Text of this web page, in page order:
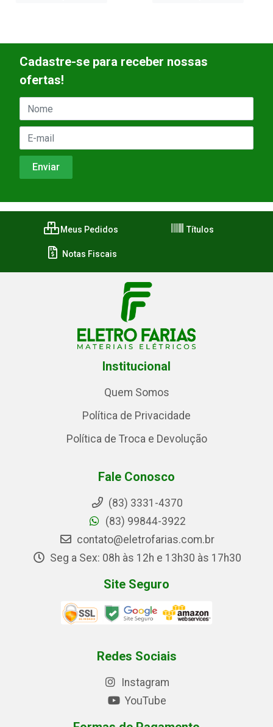
Cadastre-se para receber nossas
ofertas!
Meus Pedidos Títulos
Notas Fiscais
Institucional
Quem Somos
Política de Privacidade
Política de Troca e Devolução
Fale Conosco
(83) 3331-4370
(83) 99844-3922
contato@eletrofarias.com.br
Seg a Sex: 08h às 12h e 13h30 às 17h30
Site Seguro
Redes Sociais
Instagram
YouTube